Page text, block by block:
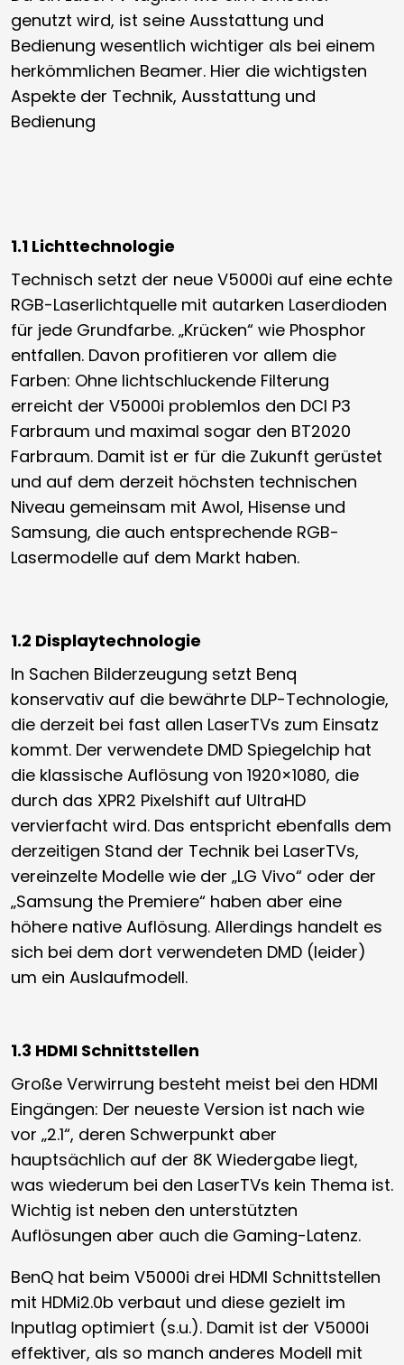
genutzt wird, ist seine Ausstattung und
Bedienung wesentlich wichtiger als bei einem
herkömmlichen Beamer. Hier die wichtigsten
Aspekte der Technik, Ausstattung und
Bedienung
1.1 Lichttechnologie
Technisch setzt der neue V5000i auf eine echte
RGB-Laserlichtquelle mit autarken Laserdioden
für jede Grundfarbe. „Krücken“ wie Phosphor
entfallen. Davon profitieren vor allem die
Farben: Ohne lichtschluckende Filterung
erreicht der V5000i problemlos den DCI P3
Farbraum und maximal sogar den BT2020
Farbraum. Damit ist er für die Zukunft gerüstet
und auf dem derzeit höchsten technischen
Niveau gemeinsam mit Awol, Hisense und
Samsung, die auch entsprechende RGB-
Lasermodelle auf dem Markt haben.
1.2 Displaytechnologie
In Sachen Bilderzeugung setzt Benq
konservativ auf die bewährte DLP-Technologie,
die derzeit bei fast allen LaserTVs zum Einsatz
kommt. Der verwendete DMD Spiegelchip hat
die klassische Auflösung von 1920×1080, die
durch das XPR2 Pixelshift auf UltraHD
vervierfacht wird. Das entspricht ebenfalls dem
derzeitigen Stand der Technik bei LaserTVs,
vereinzelte Modelle wie der „LG Vivo“ oder der
„Samsung the Premiere“ haben aber eine
höhere native Auflösung. Allerdings handelt es
sich bei dem dort verwendeten DMD (leider)
um ein Auslaufmodell.
1.3 HDMI Schnittstellen
Große Verwirrung besteht meist bei den HDMI
Eingängen: Der neueste Version ist nach wie
vor „2.1“, deren Schwerpunkt aber
hauptsächlich auf der 8K Wiedergabe liegt,
was wiederum bei den LaserTVs kein Thema ist.
Wichtig ist neben den unterstützten
Auflösungen aber auch die Gaming-Latenz.
BenQ hat beim V5000i drei HDMI Schnittstellen
mit HDMi2.0b verbaut und diese gezielt im
Inputlag optimiert (s.u.). Damit ist der V5000i
effektiver, als so manch anderes Modell mit